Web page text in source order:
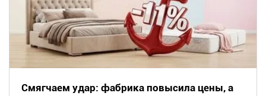
Смягчаем удар: фабрика повысила цены, а